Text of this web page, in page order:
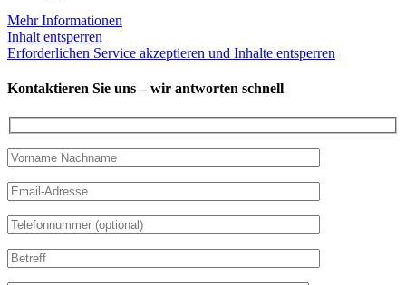
Mehr Informationen
Inhalt entsperren
Erforderlichen Service akzeptieren und Inhalte entsperren
Kontaktieren Sie uns – wir antworten schnell